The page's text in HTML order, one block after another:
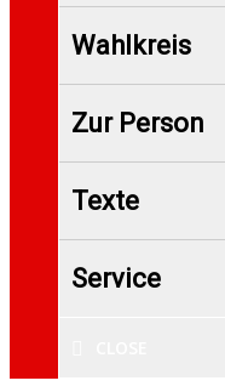
Wahlkreis
Zur Person
Texte
Service